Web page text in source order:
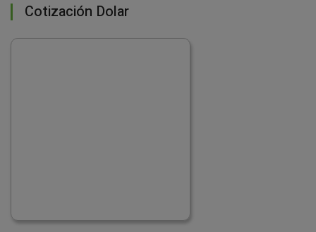
Cotización Dolar